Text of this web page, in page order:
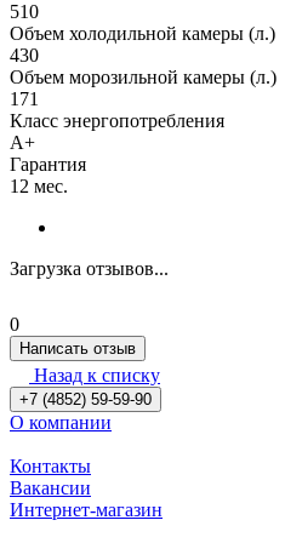
510
Объем холодильной камеры (л.)
430
Объем морозильной камеры (л.)
171
Класс энергопотребления
A+
Гарантия
12 мес.
Загрузка отзывов...
0
Написать отзыв
Назад к списку
+7 (4852) 59-59-90
О компании
Контакты
Вакансии
Интернет-магазин